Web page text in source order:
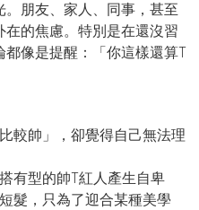
朋友、家人、同事，甚至
的焦慮。特別是在還沒習
像是提醒：「你這樣還算T
較帥」，卻覺得自己無法理
有型的帥T紅人產生自卑
髮，只為了迎合某種美學